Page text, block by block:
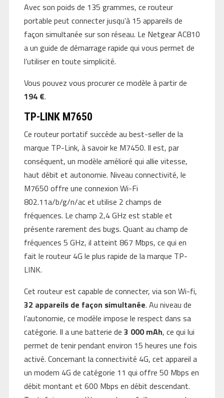
Avec son poids de 135 grammes, ce routeur
portable peut connecter jusqu’à 15 appareils de
façon simultanée sur son réseau. Le Netgear AC810
a un guide de démarrage rapide qui vous permet de
l’utiliser en toute simplicité.
Vous pouvez vous procurer ce modèle à partir de
194 €.
TP-LINK M7650
Ce routeur portatif succède au best-seller de la
marque TP-Link, à savoir ke M7450. Il est, par
conséquent, un modèle amélioré qui allie vitesse,
haut débit et autonomie. Niveau connectivité, le
M7650 offre une connexion Wi-Fi
802.11a/b/g/n/ac et utilise 2 champs de
fréquences. Le champ 2,4 GHz est stable et
présente rarement des bugs. Quant au champ de
fréquences 5 GHz, il atteint 867 Mbps, ce qui en
fait le routeur 4G le plus rapide de la marque TP-
LINK.
Cet routeur est capable de connecter, via son Wi-fi,
32 appareils de façon simultanée. Au niveau de
l’autonomie, ce modèle impose le respect dans sa
catégorie. Il a une batterie de 3 000 mAh, ce qui lui
permet de tenir pendant environ 15 heures une fois
activé. Concernant la connectivité 4G, cet appareil a
un modem 4G de catégorie 11 qui offre 50 Mbps en
débit montant et 600 Mbps en débit descendant.